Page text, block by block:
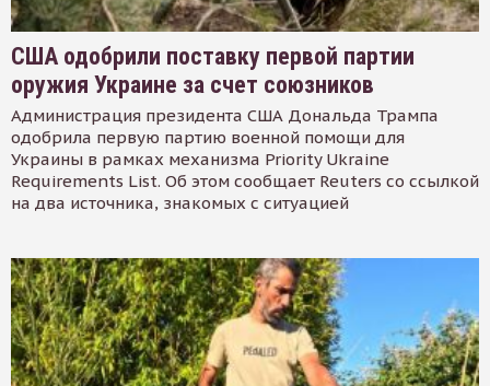
США одобрили поставку первой партии
оружия Украине за счет союзников
Администрация президента США Дональда Трампа
одобрила первую партию военной помощи для
Украины в рамках механизма Priority Ukraine
Requirements List. Об этом сообщает Reuters со ссылкой
на два источника, знакомых с ситуацией